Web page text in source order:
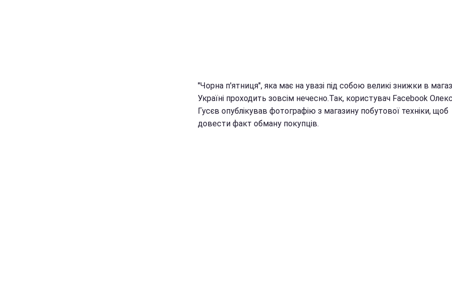
"Чорна п'ятниця", яка має на увазі під собою великі знижки в
Україні проходить зовсім нечесно.Так, користувач Facebook
Гусєв опублікував фотографію з магазину побутової техніки, щоб
довести факт обману покупців.